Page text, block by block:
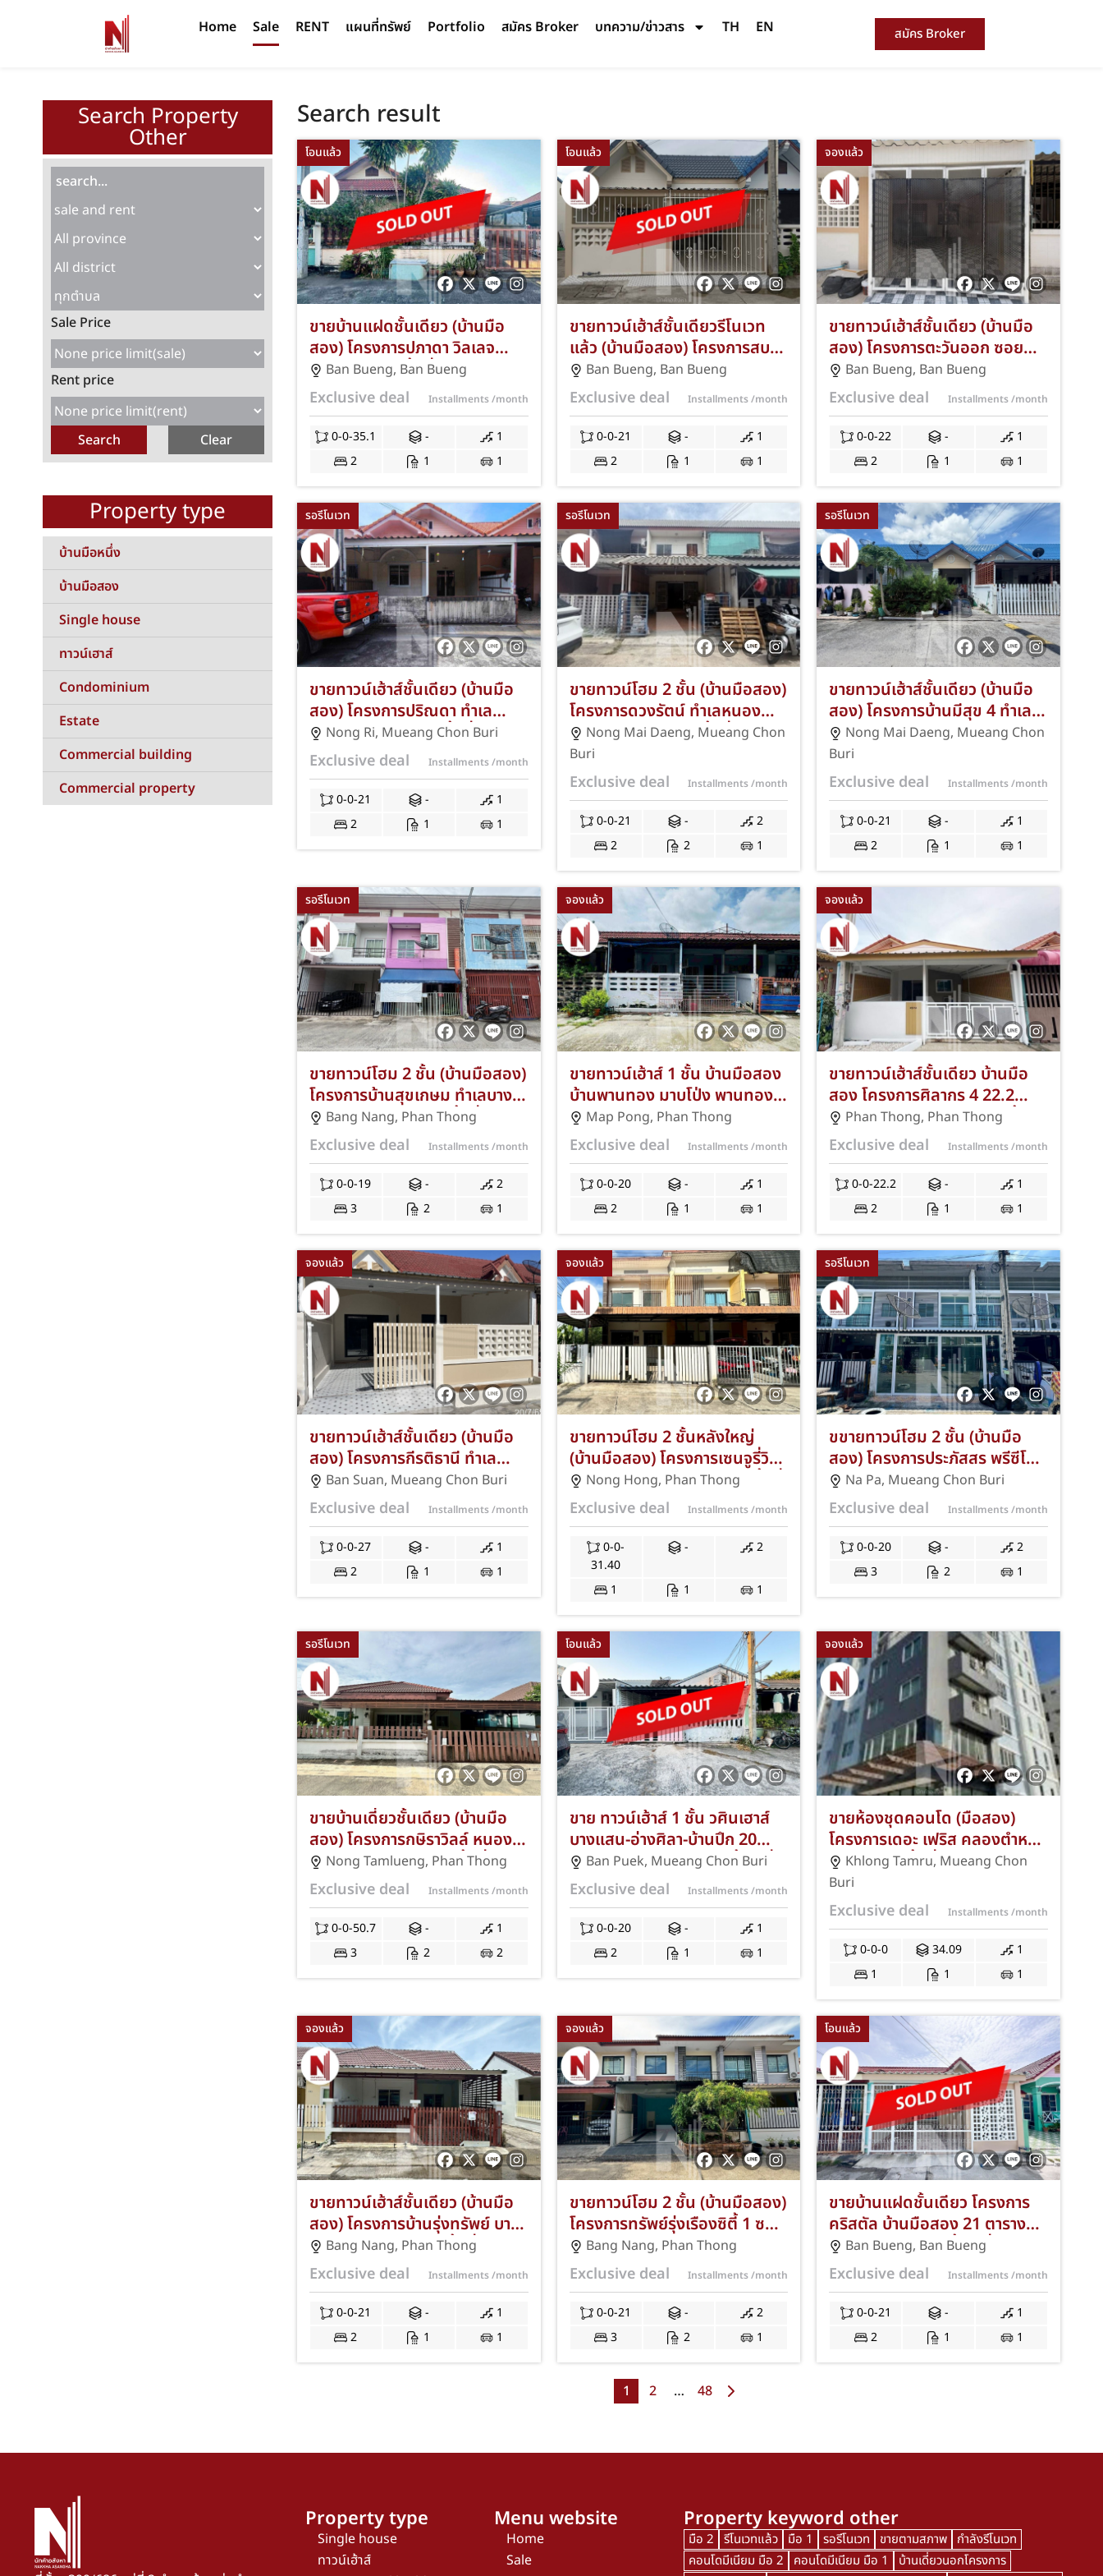
Home Sale RENT แผนที่ทรัพย์ Portfolio สมัคร Broker บทความ/ข่าวสาร TH EN สมัคร Broker
Search Property
Other
Sale Price
Rent price
Property type
บ้านมือหนึ่ง
บ้านมือสอง
Single house
ทาวน์เฮาส์
Condominium
Estate
Commercial building
Commercial property
Search result
โอนแล้ว
ขายบ้านแฝดชั้นเดียว (บ้านมือ
สอง) โครงการปภาดา วิลเลจ
บ้านบึง-ชลบุรี พื้นที่กว้าง 35.10
ตร.ว. 2 ห้องนอน 1 ห้องน้ำ ทำเล
ดีซอยวัดบึงบน ใกล้ใจกลาง
บ้านบึงและถนนสาย 344 แถมฟรี
แอร์และปั๊มน้ำ พร้อมโปรโมชั่นฟรี
ค่าโอนและจดจำนอง JS-312
Ban Bueng, Ban Bueng
Exclusive deal Installments/month
0-0-35.1 -
1
2
1 1
โอนแล้ว
ขายทาวน์เฮ้าส์ชั้นเดียวรีโนเวท
แล้ว (บ้านมือสอง) โครงการสบาย
วิลล์ ทำเลบ้านบึง ถนนวิฑูรดำริ
ชลบุรี เนื้อที่ 21 ตร.ว. 2 ห้องนอน
1 ห้องน้ำ ที่จอดรถ 1 คัน ใกล้
ตลาดสดบ้านบึง โลตัสบ้านบึง
และถนนสาย 344 พร้อมฟรีค่า
ธรรมเนียมการโอนและค่าจดจำ
นอง JS-310
Ban Bueng, Ban Bueng
Exclusive deal Installments/month
0-0-21 -
1
2
1 1
จองแล้ว
ขายทาวน์เฮ้าส์ชั้นเดียว (บ้านมือ
สอง) โครงการตะวันออก ซอย
เทศบาลพัฒนา บ้านบึง ชลบุรี
เนื้อที่ 22 ตร.ว. 2 ห้องนอน 1
ห้องน้ำ ที่จอดรถ 1 คัน ทำเล
ใจกลางชุมชน ใกล้โลตัสบ้านบึง
บิ๊กซีบ้านบึง ตลาดบ้านบึง และ
ถนนสาย 344 พร้อมฟรีค่า
ธรรมเนียมการโอนและค่าจดจำ
นอง JS-363
Ban Bueng, Ban Bueng
Exclusive deal Installments/month
0-0-22 -
1
2
1 1
รอรีโนเวท
ขายทาวน์เฮ้าส์ชั้นเดียว (บ้านมือ
สอง) โครงการปริณดา ทำเล
หนองรี-เมืองชลบุรี เนื้อที่ 21
ตร.ว. 2 ห้องนอน 1 ห้องน้ำ ที่
จอดรถ 1 คัน เชื่อมต่อถนนสาย
ชลบุรี-บ้านบึง (344) และถนน
เลี่ยงเมืองชลบุรี ใกล้เซ็นทรัล
ชลบุรี และบิ๊กซี ชลบุรี พร้อมฟรี
นอง JS-412
Nong Ri, Mueang Chon Buri
Exclusive deal Installments/month
0-0-21 -
1
2
1 1
รอรีโนเวท
ขายทาวน์โฮม 2 ชั้น (บ้านมือสอง)
โครงการดวงรัตน์ ทำเลหนอง
ไม้แดง เมืองชลบุรี เนื้อที่ 21
ตร.ว. 2 ห้องนอน 2 ห้องน้ำ ที่
จอดรถ 1 คัน ทำเลดีใกล้นิคม
อมตะซิตี้ ชลบุรี มหาวิทยาลัย
ศรีปทุม ชลบุรี และทางด่วน
มอเตอร์เวย์ สาย 7 พร้อมฟรีค่า
ธรรมเนียมการโอนและค่าจดจำ
นอง JS-411
Nong Mai Daeng, Mueang Chon
Buri
Exclusive deal Installments/month
0-0-21 -
2
2
2 1
รอรีโนเวท
ขายทาวน์เฮ้าส์ชั้นเดียว (บ้านมือ
สอง) โครงการบ้านมีสุข 4 ทำเล
หนองไม้แดง-วิบูลย์ประชารักษ์
ชลบุรี เนื้อที่ 21 ตร.ว. 2 ห้องนอน
1 ห้องน้ำ ที่จอดรถ 1 คัน ทำเล
ทองใกล้นิคมอมตะซิตี้ ชลบุรี
มหาวิทยาลัยศรีปทุม ชลบุรี และ
ทางด่วนมอเตอร์เวย์ สาย 7
พร้อมฟรีค่าธรรมเนียมการโอน
และค่าจดจำนอง JS-410
Nong Mai Daeng, Mueang Chon
Buri
Exclusive deal Installments/month
0-0-21 -
1
2
1 1
รอรีโนเวท
ขายทาวน์โฮม 2 ชั้น (บ้านมือสอง)
โครงการบ้านสุขเกษม ทำเลบาง
นาง-พานทอง ชลบุรี เนื้อที่ 19
ตร.ว. 3 ห้องนอน 2 ห้องน้ำ ที่
จอดรถ 1 คัน ใกล้นิคมอมตะซิตี้
ชลบุรี ตลาดพานทอง และ
ทางด่วนมอเตอร์เวย์ สาย 7
พร้อมฟรีค่าธรรมเนียมการโอน
และค่าจดจำนอง JS-409
Bang Nang, Phan Thong
Exclusive deal Installments/month
0-0-19 -
2
3
2 1
จองแล้ว
ขายทาวน์เฮ้าส์ 1 ชั้น บ้านมือสอง
บ้านพานทอง มาบโป่ง พานทอง
ชลบุรี 20 ตร.ว. 2 ห้องนอน 1
ห้องน้ำ 1 ที่จอดรถ ของแถมครบ
ฟรีแอร์ ปั๊มน้ำ ถังสำรองน้ำ และ
ค่าโอน JS-240
Map Pong, Phan Thong
Exclusive deal Installments/month
0-0-20 -
1
2
1 1
จองแล้ว
ขายทาวน์เฮ้าส์ชั้นเดียว บ้านมือ
สอง โครงการศิลากร 4 22.2
ตารางวา 2 ห้องนอน 1 ห้องน้ำ 1
ที่จอดรถ ทำเลพานทอง ชลบุรี ฟรี
แถมครบ พร้อมอยู่ JS-006
Phan Thong, Phan Thong
Exclusive deal Installments/month
0-0-22.2 -
1
2
1 1
จองแล้ว
ขายทาวน์เฮ้าส์ชั้นเดียว (บ้านมือ
สอง) โครงการกีรติธานี ทำเล
ใจกลางเมืองชลบุรี ซอยบ้านสวน
เศรษฐกิจ 16 เนื้อที่กว้าง 27
ตร.ว. 2 ห้องนอน 1 ห้องน้ำ ที่
จอดรถ 1 คัน ใกล้นิคมอมตะซิตี้
เซ็นทรัลชลบุรี และโรงพยาบาล
ชลบุรี พร้อมฟรีค่าธรรมเนียมการ
Ban Suan, Mueang Chon Buri
Exclusive deal Installments/month
0-0-27 -
1
2
1 1
จองแล้ว
ขายทาวน์โฮม 2 ชั้นหลังใหญ่
(บ้านมือสอง) โครงการเซนจูรี่วิว
หนองหงษ์-พานทอง ชลบุรี เนื้อที่
กว้าง 31.40 ตร.ว. 3 ห้องนอน 2
ห้องน้ำ ที่จอดรถ 2 คัน ใกล้นิคม
อมตะซิตี้ ชลบุรี และวิทยาลัย
E.Tech พร้อมฟรีค่าธรรมเนียม
การโอนและค่าจดจำนอง JS-349
Nong Hong, Phan Thong
Exclusive deal Installments/month
0-0-
31.40
- 2
1 1 1
รอรีโนเวท
ขขายทาวน์โฮม 2 ชั้น (บ้านมือ
สอง) โครงการประภัสสร พรีซีโอ
4 ทำเลศักยภาพนาป่า-เมืองชลบุรี
เนื้อที่ 20 ตร.ว. 3 ห้องนอน 2
ห้องน้ำ ที่จอดรถ 1 คัน เชื่อมต่อ
ถนนศุขประยูรและมอเตอร์เวย์
สาย 7 ใกล้นิคมอมตะซิตี้ ชลบุรี
และโรบินสัน ไลฟ์สไตล์ พร้อมฟรี
นอง JS-348
Na Pa, Mueang Chon Buri
Exclusive deal Installments/month
0-0-20 -
2
3
2 1
รอรีโนเวท
ขายบ้านเดี่ยวชั้นเดียว (บ้านมือ
สอง) โครงการกษิราวิลล์ หนอง
ตำลึง-พานทอง-ชลบุรี พื้นที่ใหญ่
50.70 ตร.ว. 3 ห้องนอน 2
ห้องน้ำ ที่จอดรถ 2 คัน ทำเลดี
ซอยเทศบาล 1 ใกล้นิคมอมตะซิตี้
ชลบุรี และวิทยาลัยอีเทค
(E.Tech) แถมฟรีแอร์และปั๊มน้ำ
การโอนและจดจำนอง JS-346
Nong Tamlueng, Phan Thong
Exclusive deal Installments/month
0-0-50.7 -
1
3
2 2
โอนแล้ว
ขาย ทาวน์เฮ้าส์ 1 ชั้น วศินเฮาส์
บางแสน-อ่างศิลา-บ้านปึก 20
ตร.ว. 2 ห้องนอน 1 ห้องน้ำ 1 ที่
จอดรถ ใกล้ตลาดอ่างศิลา/
ม.บูรพา ฟรีแอร์/ฟรีโอนฯ! JS-
337
Ban Puek, Mueang Chon Buri
Exclusive deal Installments/month
0-0-20 -
1
2
1 1
จองแล้ว
ขายห้องชุดคอนโด (มือสอง)
โครงการเดอะ เฟริส คลองตำหรุ-
เมืองชลบุรี พื้นที่กว้าง 34.09
ตร.ม. 1 ห้องนอน 1 ห้องน้ำ ตึก 1
ชั้น 2 ทำเลดีติดถนนสุขุมวิท ใกล้
นิคมอมตะซิตี้ ชลบุรี แถมฟรีแอร์
และเครื่องใช้ไฟฟ้า พร้อมโปรโม
ชั่นฟรีค่าธรรมเนียมการโอนและ
จดจำนอง JS-402
Khlong Tamru, Mueang Chon
Buri
Exclusive deal Installments/month
0-0-0 34.09
1
1
1 1
จองแล้ว
ขายทาวน์เฮ้าส์ชั้นเดียว (บ้านมือ
สอง) โครงการบ้านรุ่งทรัพย์ บาง
นาง-พานทอง ชลบุรี พื้นที่ 21.00
ตร.ว. 2 ห้องนอน 1 ห้องน้ำ ที่
จอดรถ 1 คัน ทำเลดีใกล้นิคม
อมตะซิตี้ ชลบุรี และตลาดวัดศรี
พนักงานเงินเดือน 15,000 กู้ได้
แถมฟรีแอร์และปั๊มน้ำ พร้อมโปร
Bang Nang, Phan Thong
Exclusive deal Installments/month
0-0-21 -
1
2
1 1
จองแล้ว
ขายทาวน์โฮม 2 ชั้น (บ้านมือสอง)
โครงการทรัพย์รุ่งเรืองซิตี้ 1 ซอย
บ้านเก่า 12 – บางนาง พานทอง
ชลบุรี เนื้อที่ 21 ตร.ว. 3 ห้องนอน
2 ห้องน้ำ ที่จอดรถ 1 คัน ทำเลดี
ใกล้นิคมอมตะซิตี้ ชลบุรี (โซนบ้าน
เก่า-เฟส 1-4) และทางด่วน
มอเตอร์เวย์ สาย 7 พร้อมฟรีค่า
ธรรมเนียมการโอนและค่าจดจำ
นอง JS-352
Bang Nang, Phan Thong
Exclusive deal Installments/month
0-0-21 -
2
3
2 1
โอนแล้ว
ขายบ้านแฝดชั้นเดียว โครงการ
คริสตัล บ้านมือสอง 21 ตารางวา
2 ห้องนอน 1 ห้องน้ำ 1 ที่จอดรถ
ทำเลดี ตำบลบ้านบึง อำเภอ
บ้านบึง จังหวัดชลบุรี พร้อมแถม
แอร์และฟรีค่าโอนตามมาตรการ
รัฐ JS-154
Ban Bueng, Ban Bueng
Exclusive deal Installments/month
0-0-21 -
1
2
1 1
1 2 … 48
Property type
Single house
ทาวน์เฮ้าส์
Menu website
Home
Sale
Property keyword other
มือ 2 รีโนเวทแล้ว มือ 1 รอรีโนเวท ขายตามสภาพ กำลังรีโนเวท
คอนโดมีเนียม มือ 2
คอนโดมีเนียม มือ 1
บ้านเดี่ยวนอกโครงการ